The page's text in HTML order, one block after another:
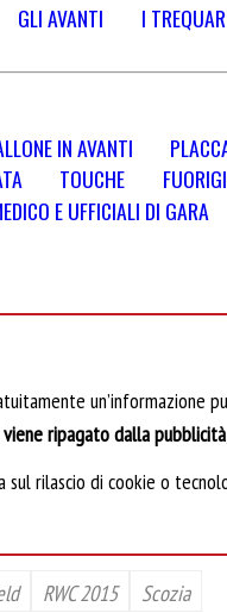
GLI AVANTI I
IN AVANTI
TOUCHE
E UFFICIALI DI GARA
un’informazione
ripagato dalla
rilascio di cookie o
RWC 2015 Scozia